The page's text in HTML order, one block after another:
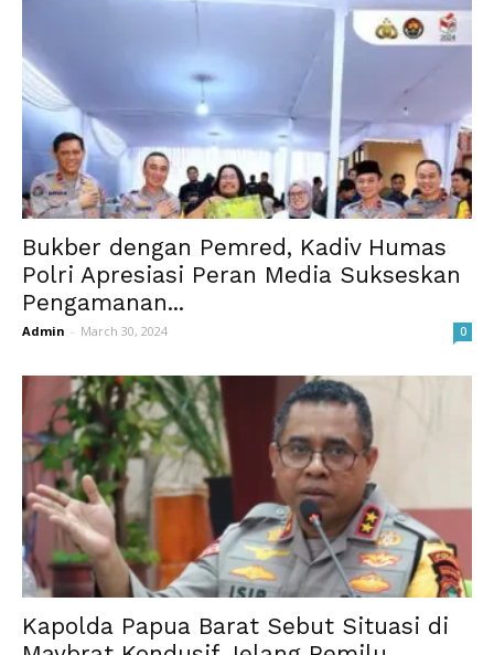
Bukber dengan Pemred, Kadiv Humas
Polri Apresiasi Peran Media Sukseskan
Pengamanan...
Admin - March 30, 2024 0
Kapolda Papua Barat Sebut Situasi di